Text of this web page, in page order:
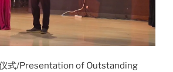
式/Presentation of Outstanding